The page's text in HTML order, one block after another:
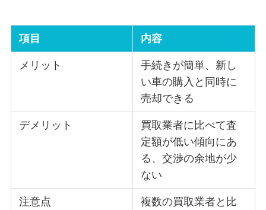
項目 内容
メリット
手続きが簡単、新し
い車の購入と同時に
売却できる
デメリット
買取業者に比べて査
定額が低い傾向にあ
る、交渉の余地が少
ない
注意点
複数の買取業者と比